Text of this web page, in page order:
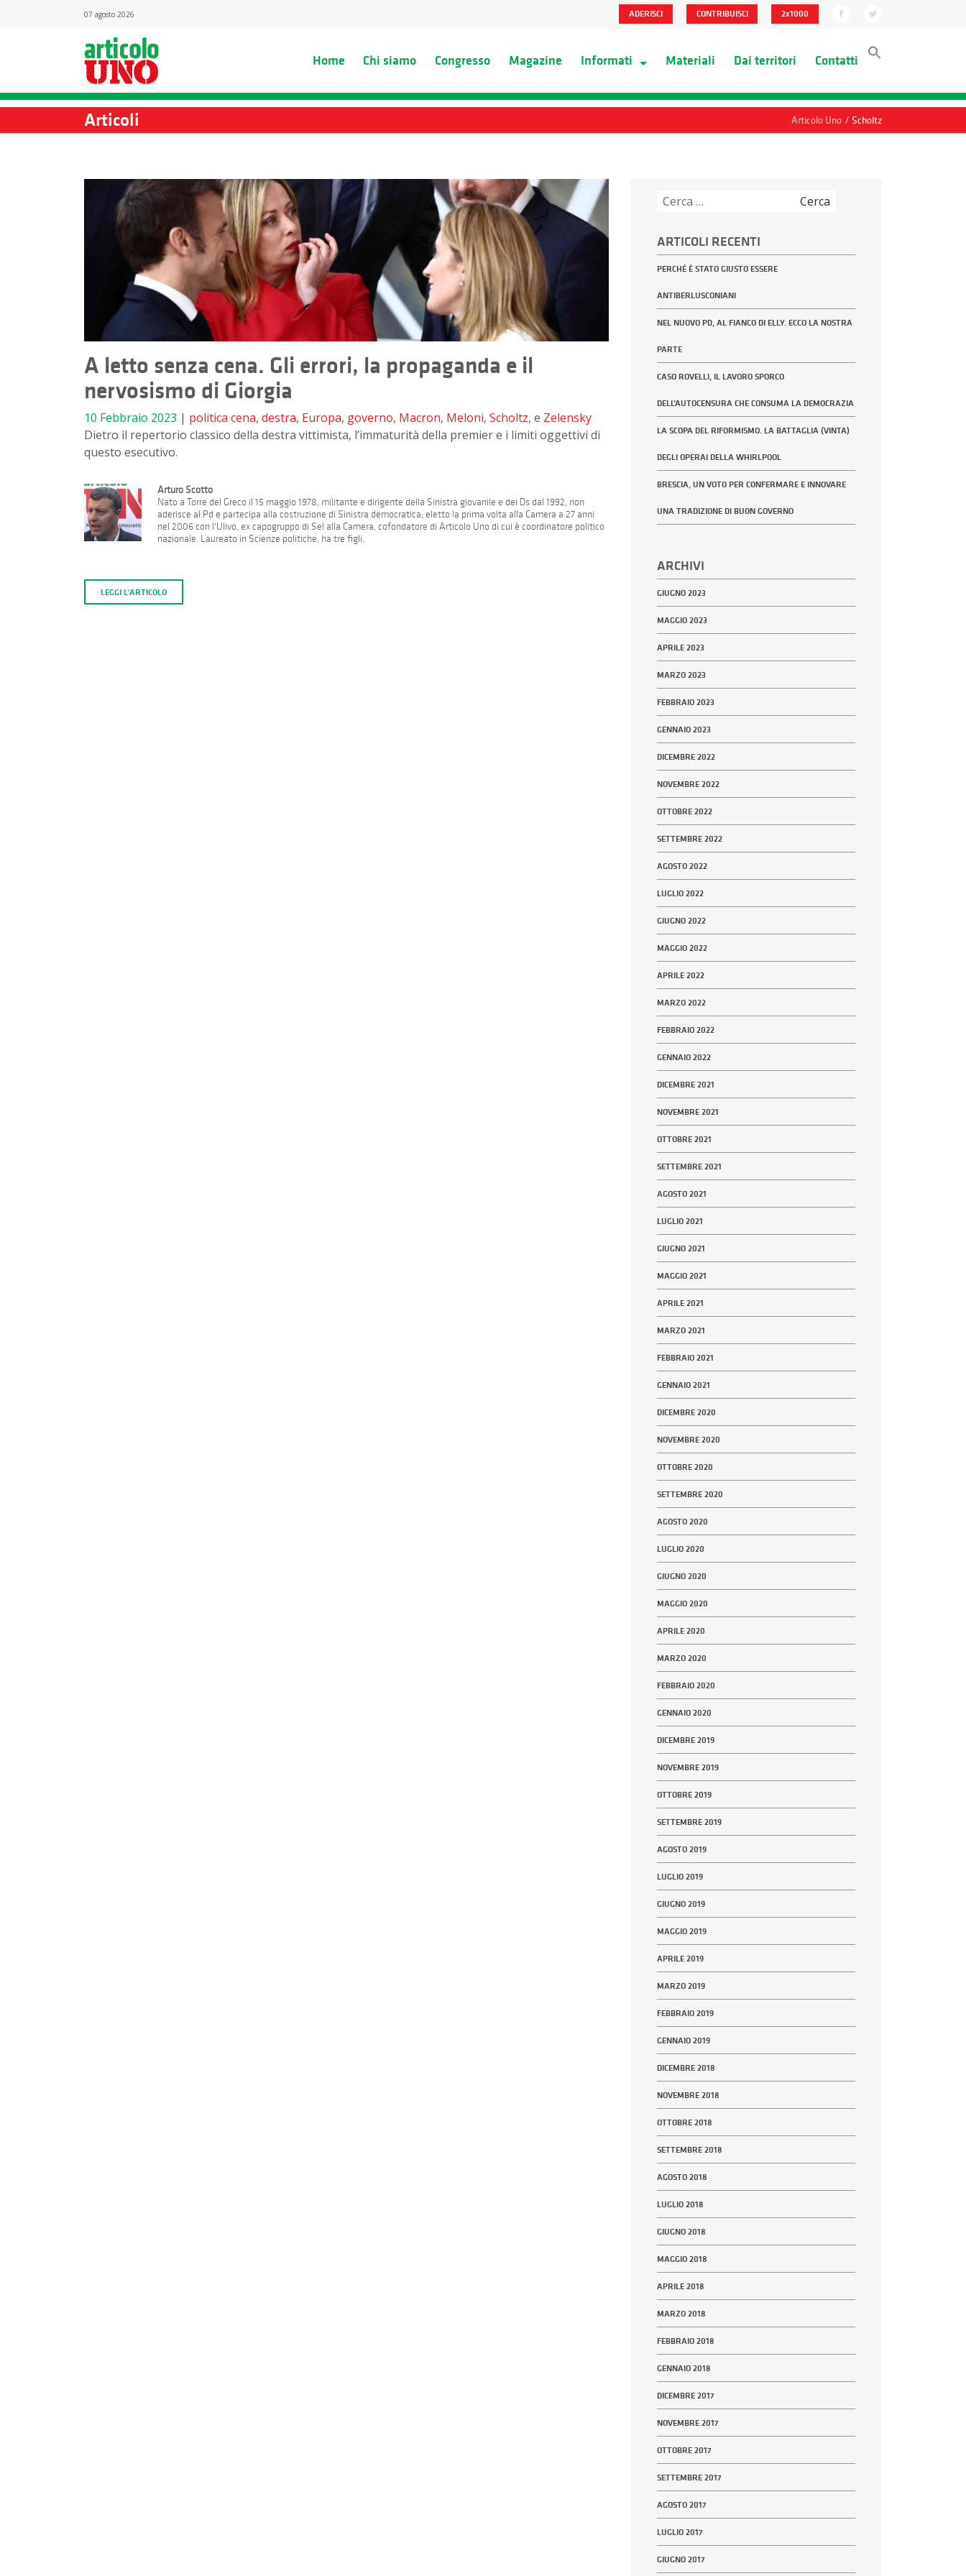
07 agosto 2026 ADERISCI CONTRIBUISCI 2x1000
Home Chi siamo Congresso Magazine Informati Materiali Dai territori Contatti
Articoli Articolo Uno / Scholtz
A letto senza cena. Gli errori, la propaganda e il
nervosismo di Giorgia
10 Febbraio 2023 | politica cena, destra, Europa, governo, Macron, Meloni, Scholtz, e Zelensky
Dietro il repertorio classico della destra vittimista, l’immaturità della premier e i limiti oggettivi di
questo esecutivo.
Arturo Scotto
Nato a Torre del Greco il 15 maggio 1978, militante e dirigente della Sinistra giovanile e dei Ds dal 1992, non
aderisce al Pd e partecipa alla costruzione di Sinistra democratica; eletto la prima volta alla Camera a 27 anni
nel 2006 con l'Ulivo, ex capogruppo di Sel alla Camera, cofondatore di Articolo Uno di cui è coordinatore politico
nazionale. Laureato in Scienze politiche, ha tre figli.
LEGGI L'ARTICOLO
ARTICOLI RECENTI
PERCHÉ È STATO GIUSTO ESSERE
ANTIBERLUSCONIANI
NEL NUOVO PD, AL FIANCO DI ELLY. ECCO LA NOSTRA
PARTE
CASO ROVELLI, IL LAVORO SPORCO
DELL’AUTOCENSURA CHE CONSUMA LA DEMOCRAZIA
LA SCOPA DEL RIFORMISMO. LA BATTAGLIA (VINTA)
DEGLI OPERAI DELLA WHIRLPOOL
BRESCIA, UN VOTO PER CONFERMARE E INNOVARE
UNA TRADIZIONE DI BUON GOVERNO
ARCHIVI
GIUGNO 2023
MAGGIO 2023
APRILE 2023
MARZO 2023
FEBBRAIO 2023
GENNAIO 2023
DICEMBRE 2022
NOVEMBRE 2022
OTTOBRE 2022
SETTEMBRE 2022
AGOSTO 2022
LUGLIO 2022
GIUGNO 2022
MAGGIO 2022
APRILE 2022
MARZO 2022
FEBBRAIO 2022
GENNAIO 2022
DICEMBRE 2021
NOVEMBRE 2021
OTTOBRE 2021
SETTEMBRE 2021
AGOSTO 2021
LUGLIO 2021
GIUGNO 2021
MAGGIO 2021
APRILE 2021
MARZO 2021
FEBBRAIO 2021
GENNAIO 2021
DICEMBRE 2020
NOVEMBRE 2020
OTTOBRE 2020
SETTEMBRE 2020
AGOSTO 2020
LUGLIO 2020
GIUGNO 2020
MAGGIO 2020
APRILE 2020
MARZO 2020
FEBBRAIO 2020
GENNAIO 2020
DICEMBRE 2019
NOVEMBRE 2019
OTTOBRE 2019
SETTEMBRE 2019
AGOSTO 2019
LUGLIO 2019
GIUGNO 2019
MAGGIO 2019
APRILE 2019
MARZO 2019
FEBBRAIO 2019
GENNAIO 2019
DICEMBRE 2018
NOVEMBRE 2018
OTTOBRE 2018
SETTEMBRE 2018
AGOSTO 2018
LUGLIO 2018
GIUGNO 2018
MAGGIO 2018
APRILE 2018
MARZO 2018
FEBBRAIO 2018
GENNAIO 2018
DICEMBRE 2017
NOVEMBRE 2017
OTTOBRE 2017
SETTEMBRE 2017
AGOSTO 2017
LUGLIO 2017
GIUGNO 2017